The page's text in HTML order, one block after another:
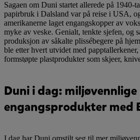
Sagaen om Duni startet allerede på 1940-
papirbruk i Dalsland var på reise i USA,
amerikanerne laget engangskopper av
myke av veske. Genialt, tenkte sjefen, og
produksjon av såkalte plissébegere på
ble etter hvert utvidet med
formstøpte plastprodukter som skjeer,
Duni i dag: miljøvennlige
engangsprodukter med
I dag har Duni omstilt seg til mer